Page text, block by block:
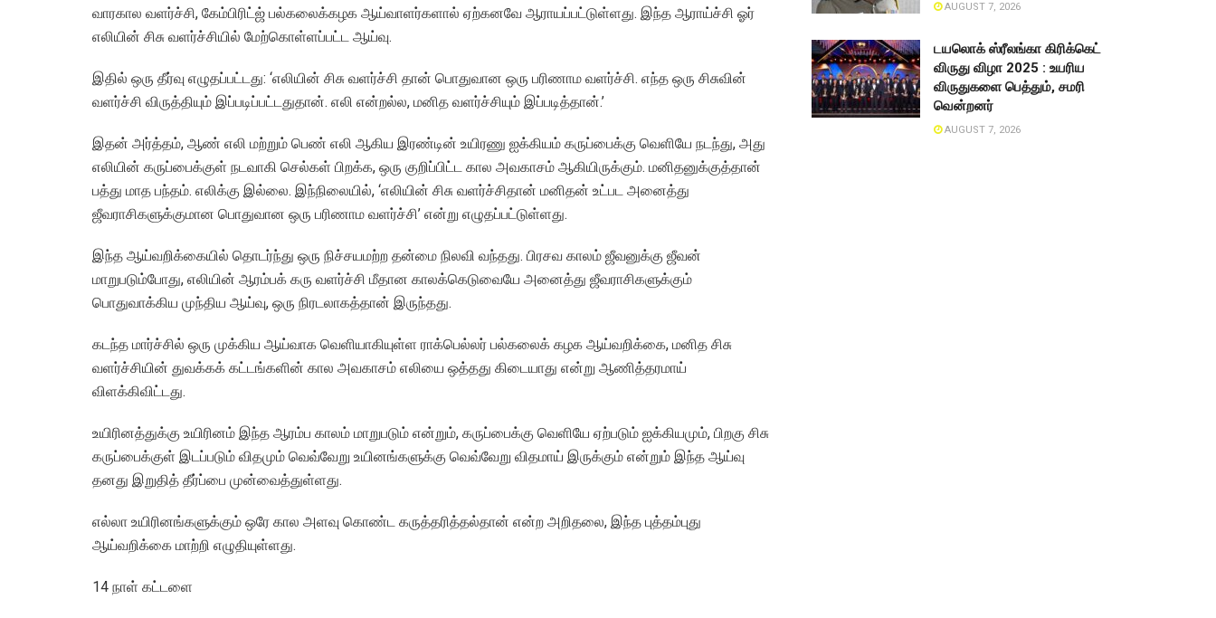
வாரகால வளர்ச்சி, கேம்பிரிட்ஜ் பல்கலைக்கழக ஆய்வாளர்களால் ஏற்கனவே ஆராயப்பட்டுள்ளது. இந்த ஆராய்ச்சி ஓர்
எலியின் சிசு வளர்ச்சியில் மேற்கொள்ளப்பட்ட ஆய்வு.
இதில் ஒரு தீர்வு எழுதப்பட்டது: ‘எலியின் சிசு வளர்ச்சி தான் பொதுவான ஒரு பரிணாம வளர்ச்சி. எந்த ஒரு சிசுவின்
வளர்ச்சி விருத்தியும் இப்படிப்பட்டதுதான். எலி என்றல்ல, மனித வளர்ச்சியும் இப்படித்தான்.’
இதன் அர்த்தம், ஆண் எலி மற்றும் பெண் எலி ஆகிய இரண்டின் உயிரணு ஐக்கியம் கருப்பைக்கு வெளியே நடந்து, அது
எலியின் கருப்பைக்குள் நடவாகி செல்கள் பிறக்க, ஒரு குறிப்பிட்ட கால அவகாசம் ஆகியிருக்கும். மனிதனுக்குத்தான்
பத்து மாத பந்தம். எலிக்கு இல்லை. இந்நிலையில், ‘எலியின் சிசு வளர்ச்சிதான் மனிதன் உட்பட அனைத்து
ஜீவராசிகளுக்குமான பொதுவான ஒரு பரிணாம வளர்ச்சி’ என்று எழுதப்பட்டுள்ளது.
இந்த ஆய்வறிக்கையில் தொடர்ந்து ஒரு நிச்சயமற்ற தன்மை நிலவி வந்தது. பிரசவ காலம் ஜீவனுக்கு ஜீவன்
மாறுபடும்போது, எலியின் ஆரம்பக் கரு வளர்ச்சி மீதான காலக்கெடுவையே அனைத்து ஜீவராசிகளுக்கும்
பொதுவாக்கிய முந்திய ஆய்வு, ஒரு நிரடலாகத்தான் இருந்தது.
கடந்த மார்ச்சில் ஒரு முக்கிய ஆய்வாக வெளியாகியுள்ள ராக்பெல்லர் பல்கலைக் கழக ஆய்வறிக்கை, மனித சிசு
வளர்ச்சியின் துவக்கக் கட்டங்களின் கால அவகாசம் எலியை ஒத்தது கிடையாது என்று ஆணித்தரமாய்
விளக்கிவிட்டது.
உயிரினத்துக்கு உயிரினம் இந்த ஆரம்ப காலம் மாறுபடும் என்றும், கருப்பைக்கு வெளியே ஏற்படும் ஐக்கியமும், பிறகு சிசு
கருப்பைக்குள் இடப்படும் விதமும் வெவ்வேறு உயினங்களுக்கு வெவ்வேறு விதமாய் இருக்கும் என்றும் இந்த ஆய்வு
தனது இறுதித் தீர்ப்பை முன்வைத்துள்ளது.
எல்லா உயிரினங்களுக்கும் ஒரே கால அளவு கொண்ட கருத்தரித்தல்தான் என்ற அறிதலை, இந்த புத்தம்புது
ஆய்வறிக்கை மாற்றி எழுதியுள்ளது.
14 நாள் கட்டளை
AUGUST 7, 2026
டயலொக் ஸ்ரீலங்கா கிரிக்கெட்
விருது விழா 2025 : உயரிய
விருதுகளை பெத்தும், சமரி
வென்றனர்
AUGUST 7, 2026